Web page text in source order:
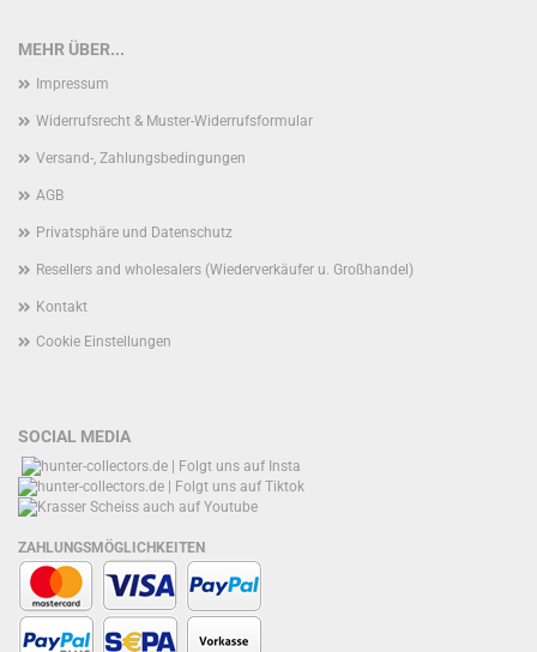
MEHR ÜBER...
Impressum
Widerrufsrecht & Muster-Widerrufsformular
Versand-, Zahlungsbedingungen
AGB
Privatsphäre und Datenschutz
Resellers and wholesalers (Wiederverkäufer u. Großhandel)
Kontakt
Cookie Einstellungen
SOCIAL MEDIA
ZAHLUNGSMÖGLICHKEITEN